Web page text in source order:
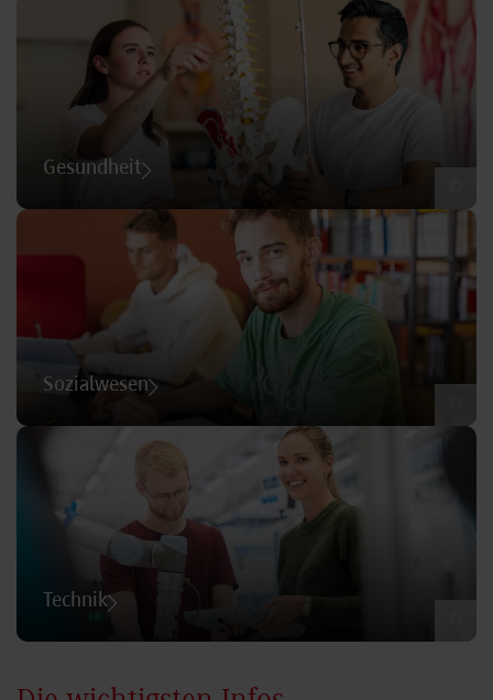
Gesundheit
Sozialwesen
Technik